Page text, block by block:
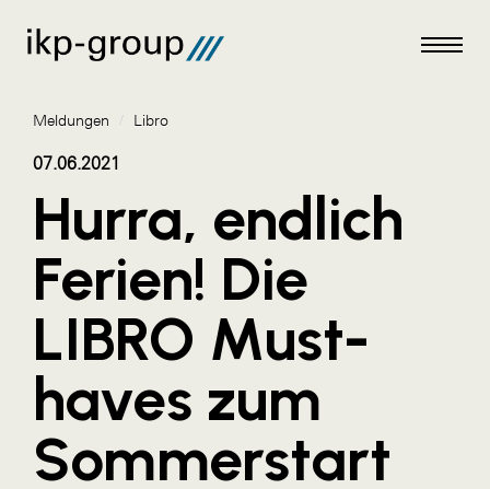
Meldungen
AKTUELLES
ACO
ALEX Krems
Amazon Web Services
Artweger
AustroCel Hallein
Meldungen / Libro
07.06.2021
Hurra, endlich
Ferien! Die
LIBRO Must-
haves zum
Sommerstart